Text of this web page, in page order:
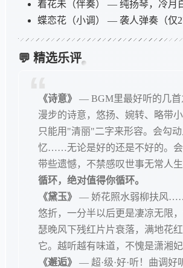
着花未（伴奏） — 纯扬琴，冷月
蝶恋花（小调） — 袭人弹奏（仅
💬 精选乐评
《诗意》
— BGM里最好听的几首
漫步的诗意，悠扬、婉转、略带小
只能用"清丽"二字来形容。会勾
忆……无论是好的还是不好的。
带些遗憾，不禁感叹世事无常人生
循环，绝对值得你循环。
《黛玉》
— 娇花照水弱柳扶风
悠折，一分半以后更是凄凉无限
瑟晚风下残红片片衰落，满地花
它。越听越有味道，不愧是潇湘妃
《邂逅》
— 超·级·好·听！曲调好